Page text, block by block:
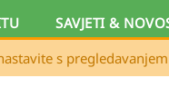
SAVJETI &
s